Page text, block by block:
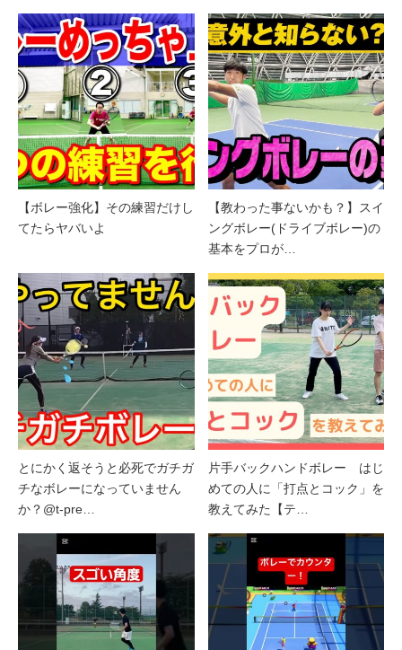
【ボレー強化】その練習だけし
てたらヤバいよ
【教わった事ないかも？】スイ
ングボレー(ドライブボレー)の
基本をプロが…
とにかく返そうと必死でガチガ
チなボレーになっていません
か？@t-pre…
片手バックハンドボレー はじ
めての人に「打点とコック」を
教えてみた【テ…